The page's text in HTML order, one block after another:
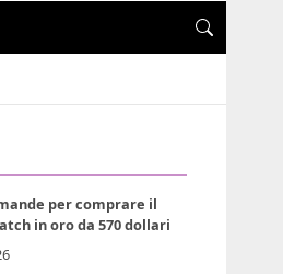
per comprare il
in oro da 570 dollari